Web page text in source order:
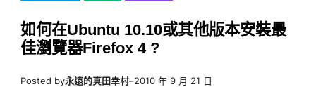
如何在Ubuntu 10.10或其他版本安裝最
佳瀏覽器Firefox 4 ?
Posted by永遠的真田幸村–2010 年 9 月 21 日